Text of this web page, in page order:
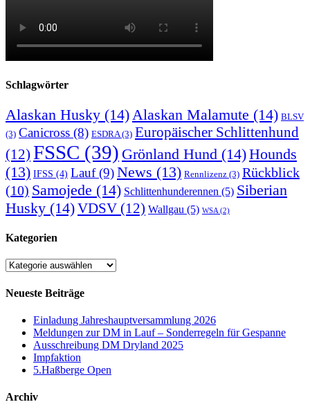
Schlagwörter
Alaskan Husky (14) Alaskan Malamute (14) BLSV
(3) Canicross (8) ESDRA(3) Europäischer Schlittenhund
(12) FSSC (39) Grönland Hund (14)Hounds
(13) IFSS (4) Lauf(9)News (13) Rennlizenz (3) Rückblick
(10) Samojede (14) Schlittenhunderennen (5) Siberian
Husky (14)VDSV (12) Wallgau (5) WSA (2)
Kategorien
Kategorien
Neueste Beiträge
Einladung Jahreshauptversammlung 2026
Meldungen zur DM in Lauf – Sonderregeln für Gespanne
Ausschreibung DM Dryland 2025
Impfaktion
5.Haßberge Open
Archiv